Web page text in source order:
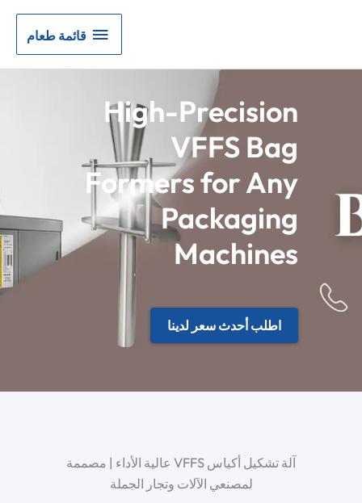
قائمة
طعام
قائمة طعام
High-Precision
VFFS Bag
Formers for Any
Packaging
Machines
اطلب أحدث سعر لدينا
آلة تشكيل أكياس VFFS عالية الأداء | مصممة
لمصنعي الآلات وتجار الجملة